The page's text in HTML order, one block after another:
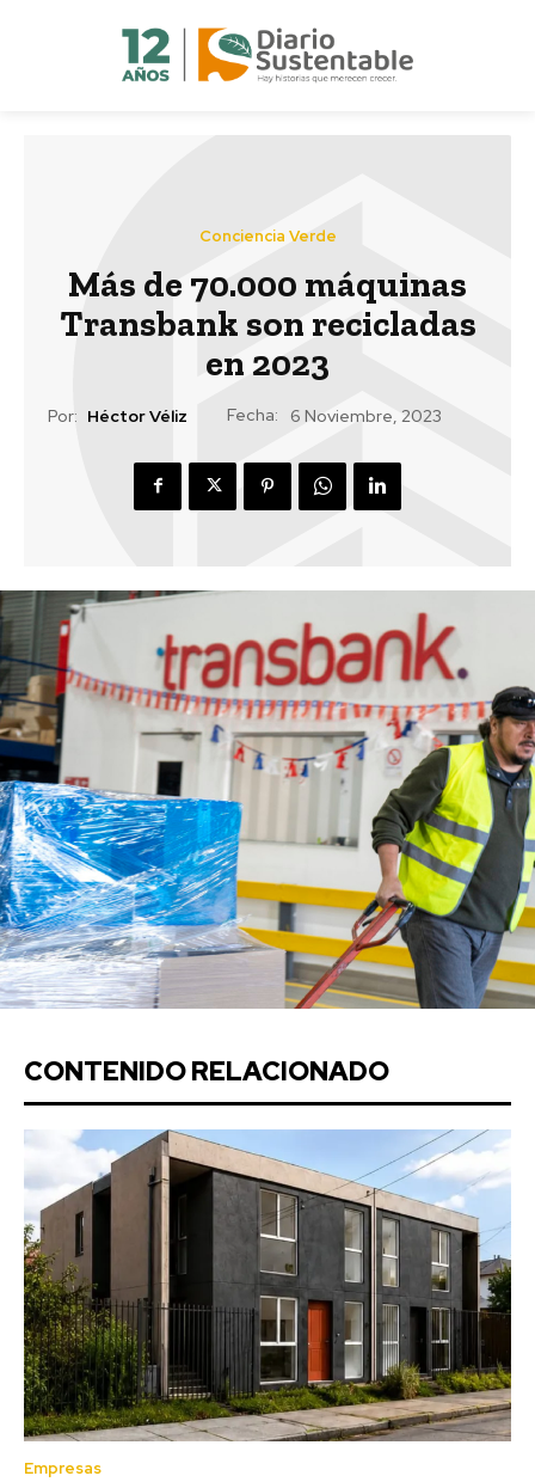
Conciencia Verde
Más de 70.000 máquinas
Transbank son recicladas
en 2023
Por: Héctor Véliz Fecha: 6 Noviembre, 2023
CONTENIDO RELACIONADO
Empresas